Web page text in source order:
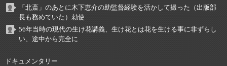
「北斎」のあとに木下恵介の助監督経験を活かして撮った（出版部
長も務めていた）勅使
56年当時の現代の生け花講義、生け花とは花を生ける事に非ずらし
い、途中から完全に
ドキュメンタリー